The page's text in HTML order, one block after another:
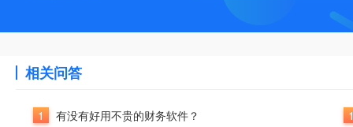
相关问答
1 有没有好用不贵的财务软件？